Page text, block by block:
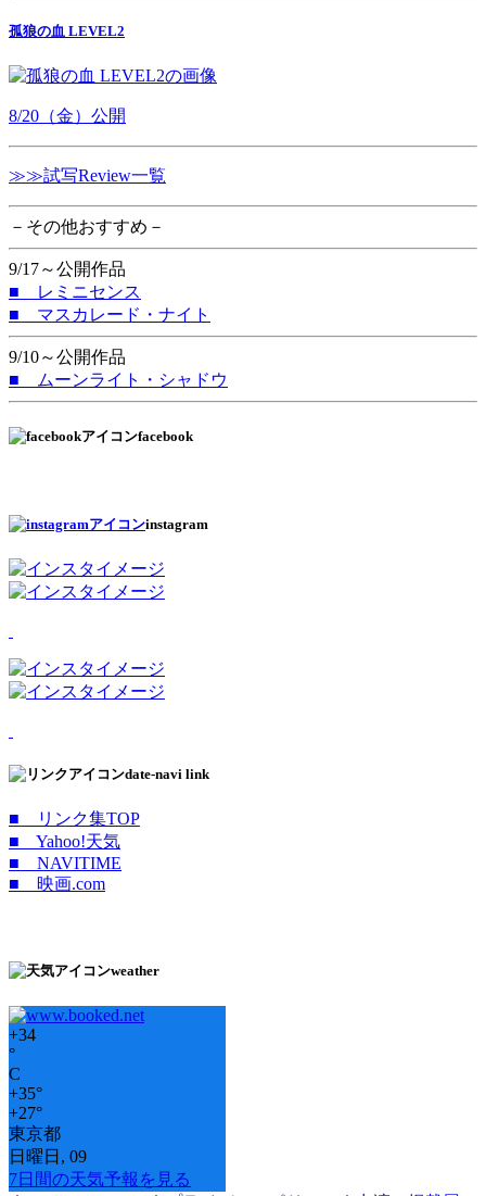
孤狼の血 LEVEL2
8/20（金）公開
≫≫試写Review一覧
－その他おすすめ－
9/17～公開作品
■ レミニセンス
■ マスカレード・ナイト
9/10～公開作品
■ ムーンライト・シャドウ
facebook
instagram
date-navi link
■ リンク集TOP
■ Yahoo!天気
■ NAVITIME
■ 映画.com
weather
+34
°
C
+35°
+27°
東京都
日曜日, 09
7日間の天気予報を見る